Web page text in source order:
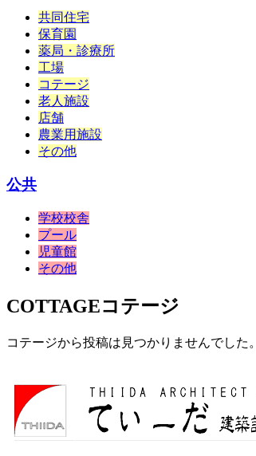
共同住宅
保育園
薬局・診療所
工場
コテージ
老人施設
店舗
農業用施設
その他
公共
学校校舎
プール
児童館
その他
COTTAGEコテージ
コテージから投稿は見つかりませんでした。